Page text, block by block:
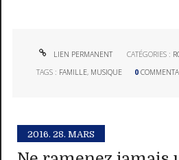
LIEN PERMANENT CATÉGORIES :
TAGS : FAMILLE, MUSIQUE 0
2016. 28. MARS